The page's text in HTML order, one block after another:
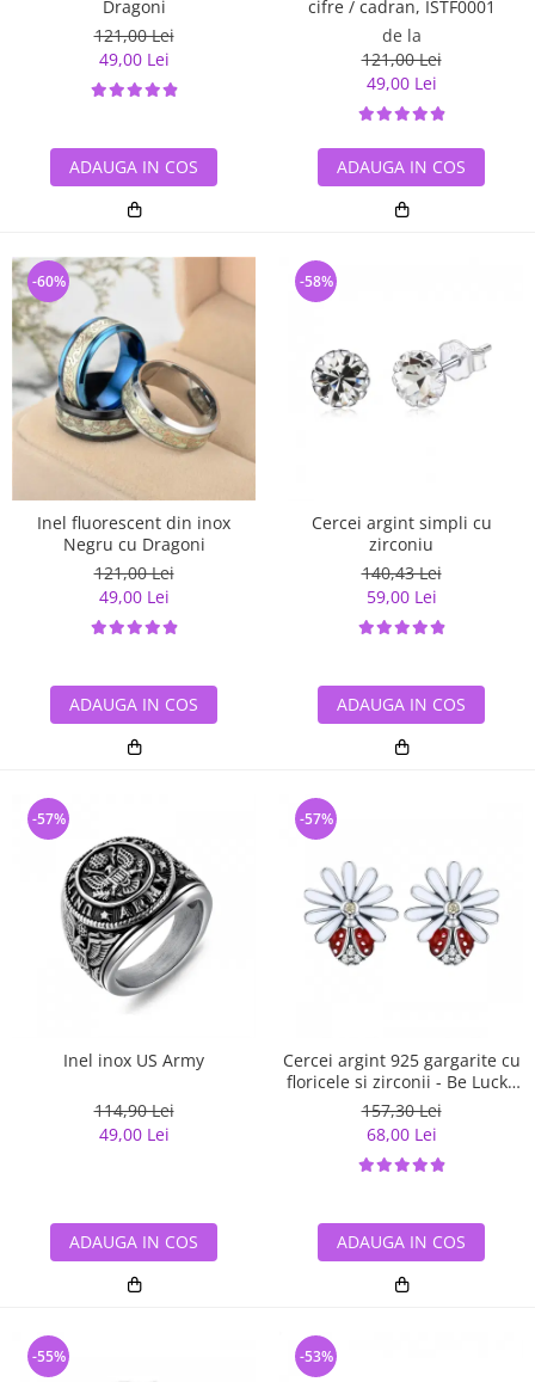
Dragoni
121,00 Lei
49,00 Lei
ADAUGA IN COS
cifre / cadran, ISTF0001
de la
121,00 Lei
49,00 Lei
ADAUGA IN COS
Inel fluorescent din inox
Negru cu Dragoni
121,00 Lei
49,00 Lei
-60%
ADAUGA IN COS
Cercei argint simpli cu
zirconiu
140,43 Lei
59,00 Lei
-58%
ADAUGA IN COS
Inel inox US Army
114,90 Lei
49,00 Lei
-57%
ADAUGA IN COS
Cercei argint 925 gargarite cu
floricele si zirconii - Be Lucky
EST0022
157,30 Lei
68,00 Lei
-57%
ADAUGA IN COS
-55% -53%